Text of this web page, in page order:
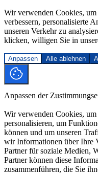
Wir verwenden Cookies,
verbessern, personalisierte
unseren Verkehr zu
klicken, willigen Sie in
Anpassen Alle ablehnen
Anpassen der
Wir verwenden Cookies,
personalisieren, um
können und um unseren
wir Informationen über Ihre
Partner für soziale Medien,
Partner können diese
zusammenführen, die Sie